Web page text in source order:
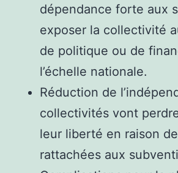
dépendance forte aux
exposer la collectivité
de politique ou de
l’échelle nationale.
Réduction de
collectivités vont
leur liberté en raison
rattachées aux